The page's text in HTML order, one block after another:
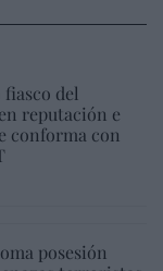
del
reputación e
conforma con
posesión